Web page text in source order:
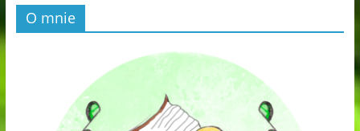
O mnie